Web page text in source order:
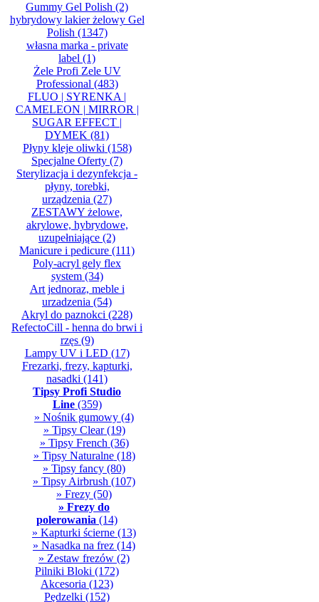
Gummy Gel Polish (2)
hybrydowy lakier żelowy Gel
Polish (1347)
własna marka - private
label (1)
Żele Profi Zele UV
Professional (483)
FLUO | SYRENKA |
CAMELEON | MIRROR |
SUGAR EFFECT |
DYMEK (81)
Płyny kleje oliwki (158)
Specjalne Oferty (7)
Sterylizacja i dezynfekcja -
płyny, torebki,
urządzenia (27)
ZESTAWY żelowe,
akrylowe, hybrydowe,
uzupełniające (2)
Manicure i pedicure (111)
Poly-acryl gely flex
system(34)
Art jednoraz, meble i
urzadzenia (54)
Akryl do paznokci (228)
RefectoCill - henna do brwi i
rzęs(9)
Lampy UV i LED (17)
Frezarki, frezy, kapturki,
nasadki (141)
Tipsy Profi Studio
Line(359)
» Nośnik gumowy (4)
» Tipsy Clear(19)
» Tipsy French (36)
» Tipsy Naturalne(18)
» Tipsy fancy (80)
» Tipsy Airbrush (107)
» Frezy (50)
» Frezy do
polerowania (14)
» Kapturki ścierne (13)
» Nasadka na frez (14)
» Zestaw frezów (2)
Pilniki Bloki (172)
Akcesoria (123)
Pędzelki (152)